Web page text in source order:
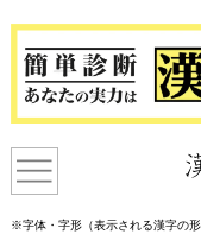
※字体・字形（表示される漢字の